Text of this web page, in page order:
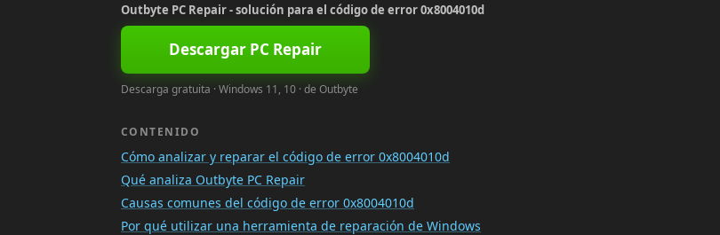
Outbyte PC Repair - solución para el código de error 0x8004010d
Descargar PC Repair
Descarga gratuita · Windows 11, 10 · de Outbyte
CONTENIDO
Cómo analizar y reparar el código de error 0x8004010d
Qué analiza Outbyte PC Repair
Causas comunes del código de error 0x8004010d
Por qué utilizar una herramienta de reparación de Windows